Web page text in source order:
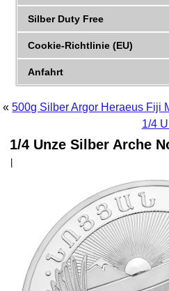
Silber Duty Free
Cookie-Richtlinie (EU)
Anfahrt
«500g Silber Argor Heraeus Fiji
1/4
1/4 Unze Silber Arche